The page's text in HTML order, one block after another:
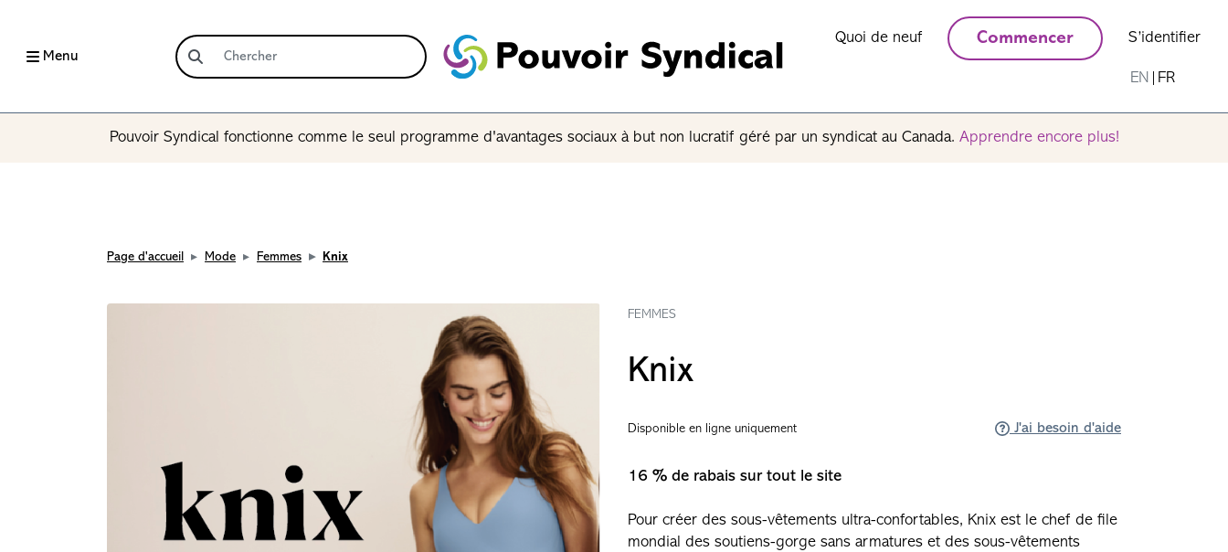
Menu
Quoi de neuf Commencer S’identifier
EN FR
Pouvoir Syndical fonctionne comme le seul programme d'avantages sociaux à but non lucratif géré par un syndicat au Canada. Apprendre encore plus!
Page d'accueil Mode Femmes Knix
FEMMES
Knix
Disponible en ligne uniquement J'ai besoin d'aide
16 % de rabais sur tout le site
Pour créer des sous-vêtements ultra-confortables, Knix est le chef de file
mondial des soutiens-gorge sans armatures et des sous-vêtements